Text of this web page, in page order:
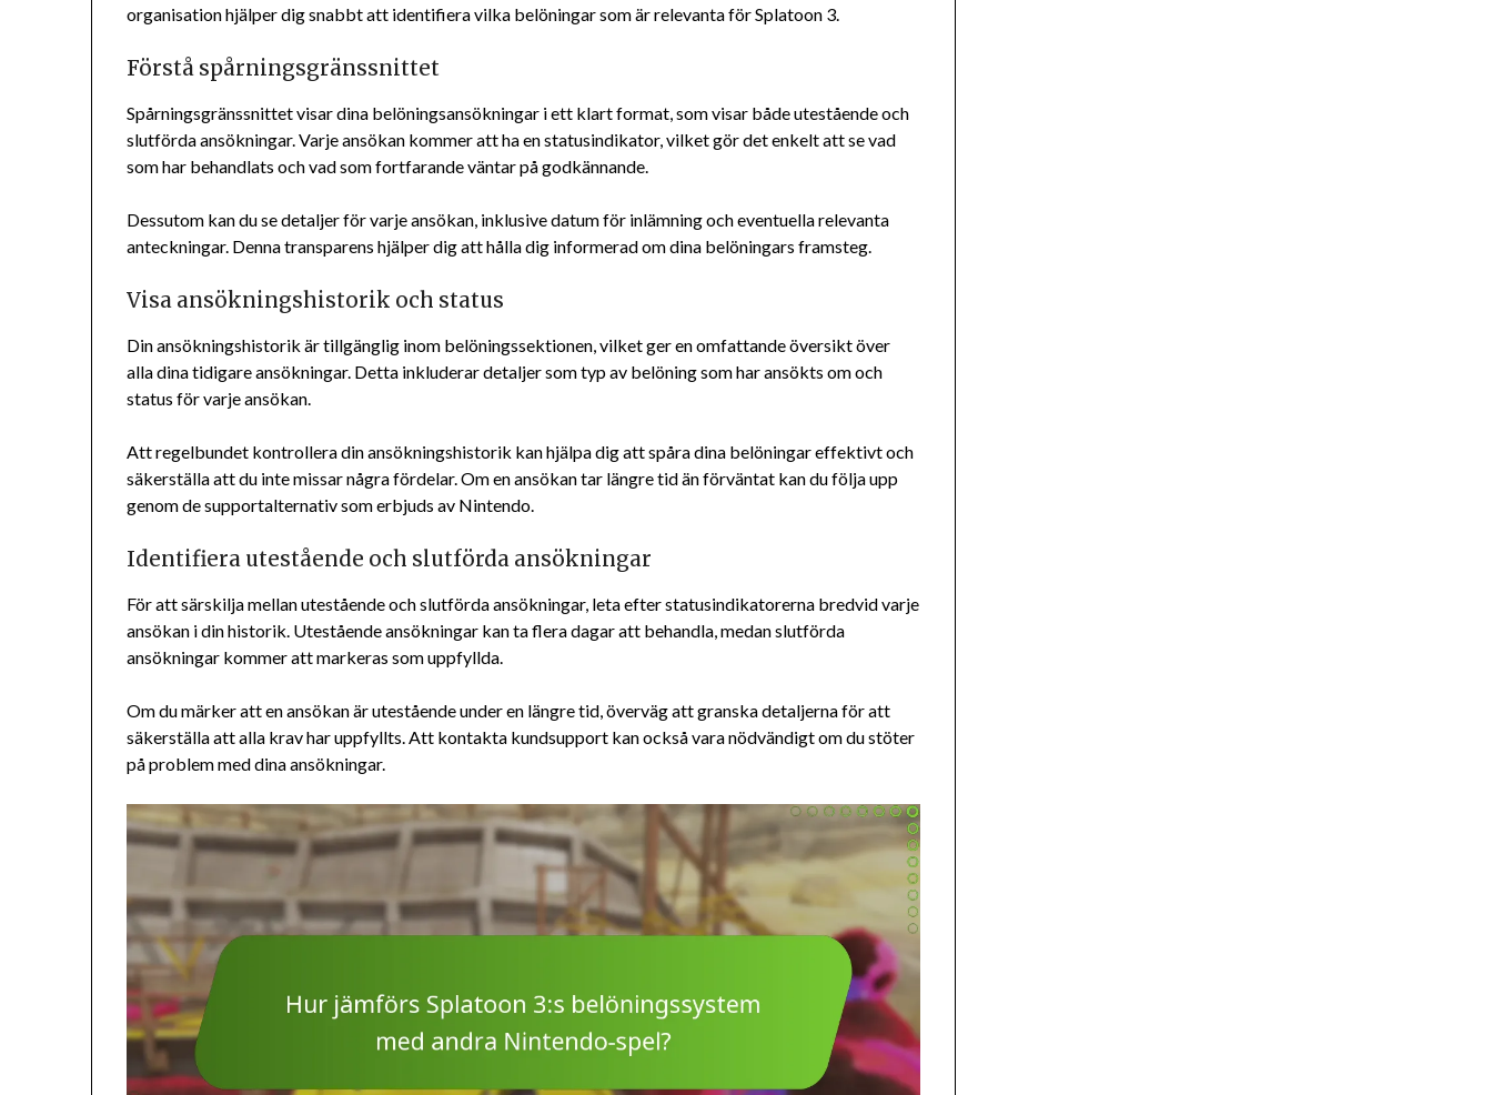
organisation hjälper dig snabbt att identifiera vilka belöningar som är relevanta för Splatoon 3.
Förstå spårningsgränssnittet
Spårningsgränssnittet visar dina belöningsansökningar i ett klart format, som visar både utestående och
slutförda ansökningar. Varje ansökan kommer att ha en statusindikator, vilket gör det enkelt att se vad
som har behandlats och vad som fortfarande väntar på godkännande.
Dessutom kan du se detaljer för varje ansökan, inklusive datum för inlämning och eventuella relevanta
anteckningar. Denna transparens hjälper dig att hålla dig informerad om dina belöningars framsteg.
Visa ansökningshistorik och status
Din ansökningshistorik är tillgänglig inom belöningssektionen, vilket ger en omfattande översikt över
alla dina tidigare ansökningar. Detta inkluderar detaljer som typ av belöning som har ansökts om och
status för varje ansökan.
Att regelbundet kontrollera din ansökningshistorik kan hjälpa dig att spåra dina belöningar effektivt och
säkerställa att du inte missar några fördelar. Om en ansökan tar längre tid än förväntat kan du följa upp
genom de supportalternativ som erbjuds av Nintendo.
Identifiera utestående och slutförda ansökningar
För att särskilja mellan utestående och slutförda ansökningar, leta efter statusindikatorerna bredvid varje
ansökan i din historik. Utestående ansökningar kan ta flera dagar att behandla, medan slutförda
ansökningar kommer att markeras som uppfyllda.
Om du märker att en ansökan är utestående under en längre tid, överväg att granska detaljerna för att
säkerställa att alla krav har uppfyllts. Att kontakta kundsupport kan också vara nödvändigt om du stöter
på problem med dina ansökningar.